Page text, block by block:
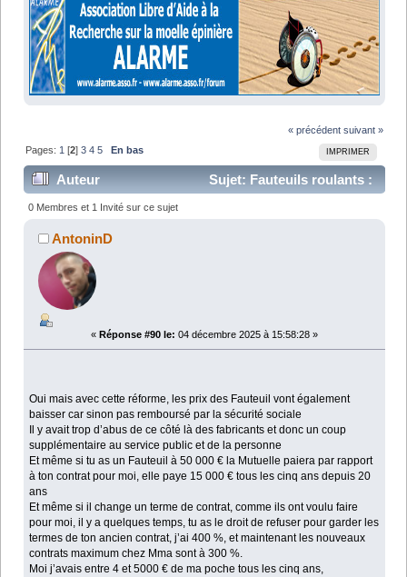
« précédent suivant »
IMPRIMER
Pages: 1 [2]3 4 5 En bas
Auteur
Sujet: Fauteuils roulants :
un remboursement à 100 % pour 2024 (Lu 245276
fois)
0 Membres et 1 Invité sur ce sujet
AntoninD
« Réponse #90 le: 04 décembre 2025 à 15:58:28 »
Oui mais avec cette réforme, les prix des Fauteuil vont également
baisser car sinon pas remboursé par la sécurité sociale
Il y avait trop d’abus de ce côté là des fabricants et donc un coup
supplémentaire au service public et de la personne
Et même si tu as un Fauteuil à 50 000 € la Mutuelle paiera par rapport
à ton contrat pour moi, elle paye 15 000 € tous les cinq ans depuis 20
ans
Et même si il change un terme de contrat, comme ils ont voulu faire
pour moi, il y a quelques temps, tu as le droit de refuser pour garder les
termes de ton ancien contrat, j’ai 400 %, et maintenant les nouveaux
contrats maximum chez Mma sont à 300 %.
Moi j’avais entre 4 et 5000 € de ma poche tous les cinq ans,